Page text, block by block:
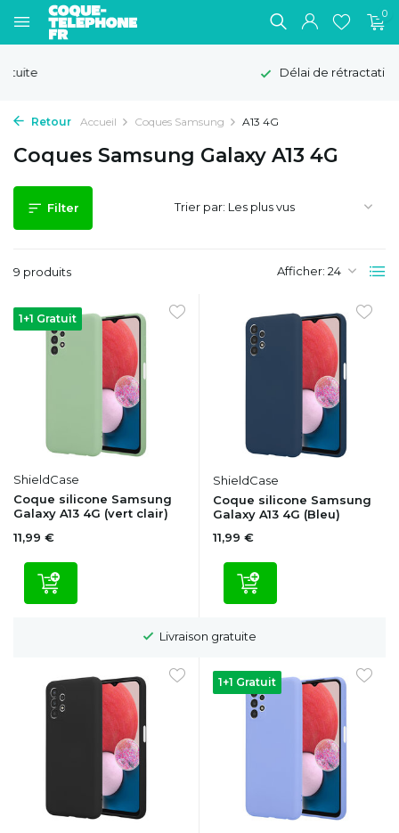
0
Délai de rétractation de 100 jours
Retour Accueil Coques Samsung A13 4G
Coques Samsung Galaxy A13 4G
Filter
9 produits Afficher:
Trier par:
1+1 Gratuit
ShieldCase
Coque silicone Samsung
Galaxy A13 4G (vert clair)
11,99 €
ShieldCase
Coque silicone Samsung
Galaxy A13 4G (Bleu)
11,99 €
Délai de rétractation de 100 jours
1+1 Gratuit